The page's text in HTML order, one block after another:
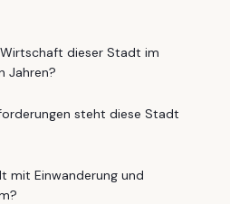
dieser Stadt im
Jahren?
steht diese Stadt
mit Einwanderung und